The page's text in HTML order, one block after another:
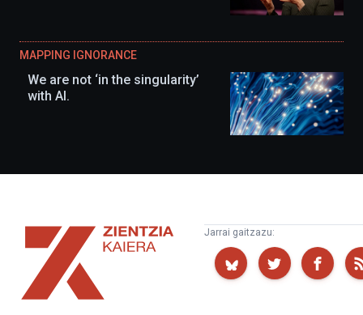
MAPPING IGNORANCE
We are not ‘in the singularity’
with AI.
Zientzia
Kaiera
Jarrai gaitzazu: